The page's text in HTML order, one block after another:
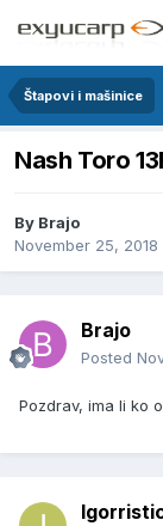
Štapovi i mašinice
Nash Toro
By Brajo
November 25, 2018
Brajo
Posted
Pozdrav, ima li ko